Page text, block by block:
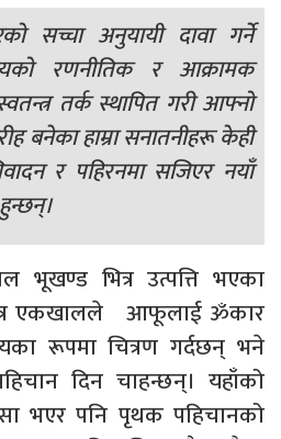
सच्चा अनुयायी दावा गर्ने
रणनीतिक र आक्रामक
तर्क स्थापित गरी आफ्नो
बनेका हाम्रा सनातनीहरू केही
र पहिरनमा सजिएर नयाँ
भूखण्ड भित्र उत्पत्ति भएका
एकखालले आफूलाई ॐकार
रूपमा चित्रण गर्दछन् भने
दिन चाहन्छन्। यहाँको
भएर पनि पृथक पहिचानको